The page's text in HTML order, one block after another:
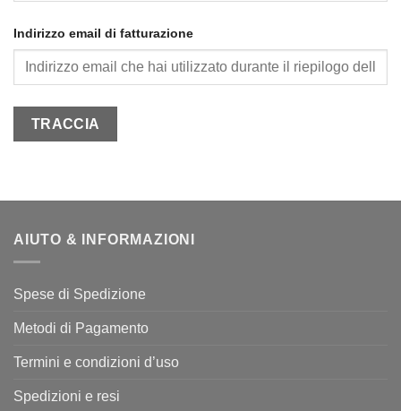
Indirizzo email di fatturazione
TRACCIA
AIUTO & INFORMAZIONI
Spese di Spedizione
Metodi di Pagamento
Termini e condizioni d’uso
Spedizioni e resi